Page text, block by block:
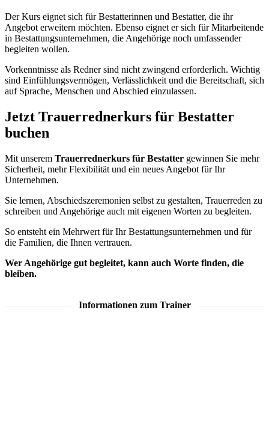
Der Kurs eignet sich für Bestatterinnen und Bestatter, die ihr
Angebot erweitern möchten. Ebenso eignet er sich für Mitarbeitende
in Bestattungsunternehmen, die Angehörige noch umfassender
begleiten wollen.
Vorkenntnisse als Redner sind nicht zwingend erforderlich. Wichtig
sind Einfühlungsvermögen, Verlässlichkeit und die Bereitschaft, sich
auf Sprache, Menschen und Abschied einzulassen.
Jetzt Trauerrednerkurs für Bestatter
buchen
Mit unserem Trauerrednerkurs für Bestatter gewinnen Sie mehr
Sicherheit, mehr Flexibilität und ein neues Angebot für Ihr
Unternehmen.
Sie lernen, Abschiedszeremonien selbst zu gestalten, Trauerreden zu
schreiben und Angehörige auch mit eigenen Worten zu begleiten.
So entsteht ein Mehrwert für Ihr Bestattungsunternehmen und für
die Familien, die Ihnen vertrauen.
Wer Angehörige gut begleitet, kann auch Worte finden, die
bleiben.
Informationen zum Trainer